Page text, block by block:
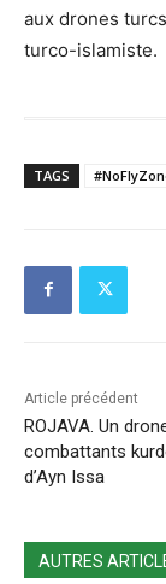
aux drones
turco-islamiste.
TAGS
Article précédent
ROJAVA. Un
combattants
d’Ayn Issa
AUTRES